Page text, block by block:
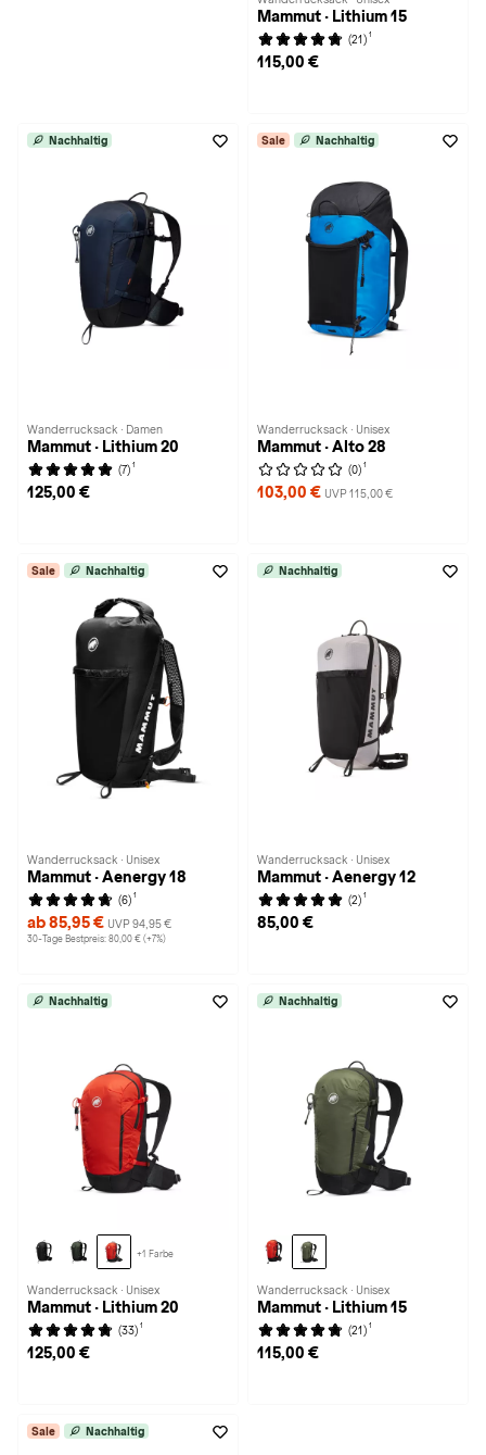
Mammut · Lithium 15
(21) 1
115,00 €
Nachhaltig
Wanderrucksack · Damen
Mammut · Lithium 20
(7) 1
125,00 €
Sale Nachhaltig
Wanderrucksack · Unisex
Mammut · Alto 28
(0) 1
103,00 € UVP 115,00 €
Sale Nachhaltig
Wanderrucksack · Unisex
Mammut · Aenergy 18
(6) 1
ab 85,95 € UVP 94,95 €
30-Tage Bestpreis: 80,00 € (+7%)
Nachhaltig
Wanderrucksack · Unisex
Mammut · Aenergy 12
(2) 1
85,00 €
Nachhaltig
+1 Farbe
Wanderrucksack · Unisex
Mammut · Lithium 20
(33) 1
125,00 €
Nachhaltig
Wanderrucksack · Unisex
Mammut · Lithium 15
(21) 1
115,00 €
Sale Nachhaltig